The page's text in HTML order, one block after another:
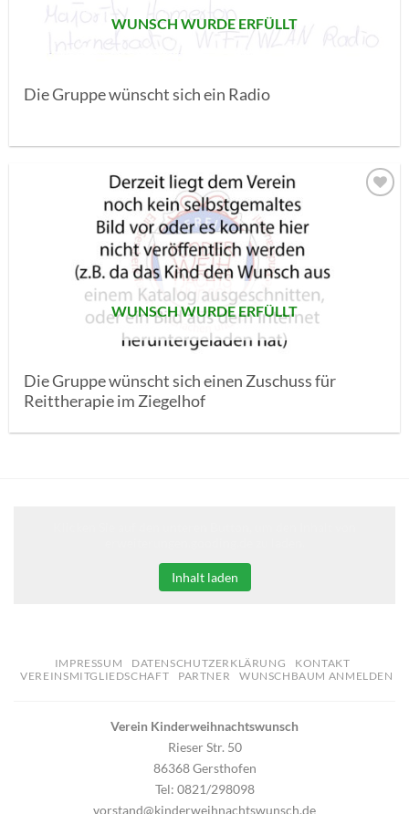
WUNSCH WURDE ERFÜLLT
Die Gruppe wünscht sich ein Radio
WUNSCH WURDE ERFÜLLT
Die Gruppe wünscht sich einen Zuschuss für
Reittherapie im Ziegelhof
Inhalt laden
IMPRESSUM DATENSCHUTZERKLÄRUNG
KONTAKT
VEREINSMITGLIEDSCHAFT
PARTNER WUNSCHBAUM ANMELDEN
Verein Kinderweihnachtswunsch
Rieser Str. 50
86368 Gersthofen
Tel: 0821/298098
vorstand@kinderweihnachtswunsch.de